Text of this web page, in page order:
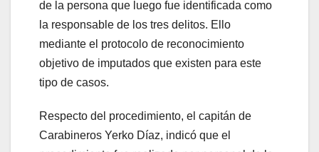
de la persona que luego fue identificada como
la responsable de los tres delitos. Ello
mediante el protocolo de reconocimiento
objetivo de imputados que existen para este
tipo de casos.
Respecto del procedimiento, el capitán de
Carabineros Yerko Díaz, indicó que el